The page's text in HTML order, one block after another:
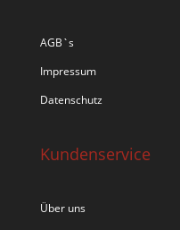
AGB`s
Impressum
Datenschutz
Kundenservice
Über uns